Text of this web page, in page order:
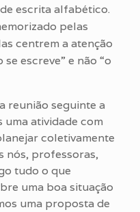
escrita alfabético.
pelas
centrem a atenção
escreve” e não “o
reunião seguinte a
uma atividade com
coletivamente
nós, professoras,
tudo o que
uma boa situação
uma proposta de